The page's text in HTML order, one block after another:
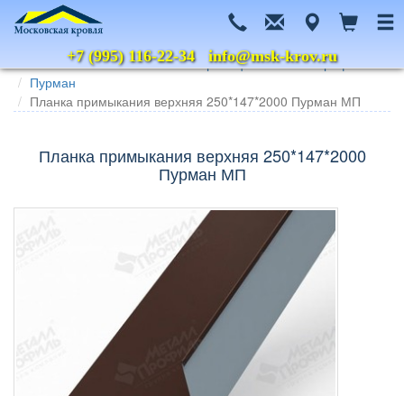
+7 (995) 116-22-34info@msk-krov.ru
Главная Каталог Металлочерепица
Металл Профиль
Пурман
Планка примыкания верхняя 250*147*2000 Пурман МП
Планка примыкания верхняя 250*147*2000
Пурман МП